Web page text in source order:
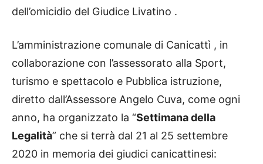
dell’omicidio del Giudice Livatino .
L’amministrazione comunale di Canicattì , in
collaborazione con l’assessorato alla Sport,
turismo e spettacolo e Pubblica istruzione,
diretto dall’Assessore Angelo Cuva, come ogni
anno, ha organizzato la “Settimana della
Legalità” che si terrà dal 21 al 25 settembre
2020 in memoria dei giudici canicattinesi: